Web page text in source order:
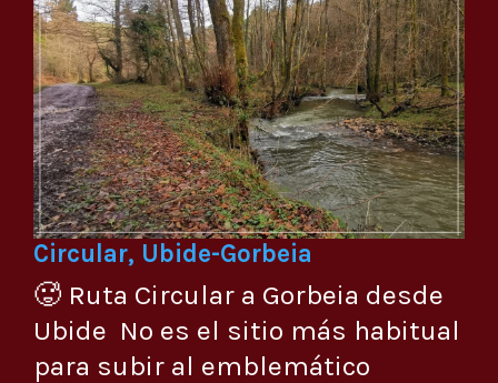
Circular, Ubide-Gorbeia
🥵 Ruta Circular a Gorbeia desde
Ubide No es el sitio más habitual
para subir al emblemático